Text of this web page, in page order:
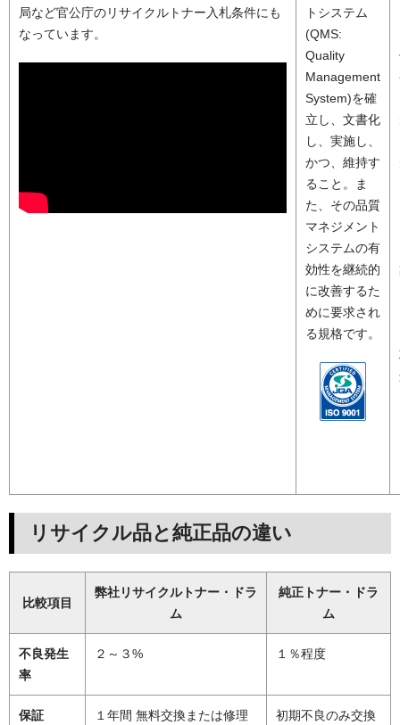
局など官公庁のリサイクルトナー入札条件にも
なっています。
トシステム
(QMS:
Quality
Management
System)を確
立し、文書化
し、実施し、
かつ、維持す
ること。ま
た、その品質
マネジメント
システムの有
効性を継続的
に改善するた
めに要求され
る規格です。
リサイクル品と純正品の違い
比較項目
弊社リサイクルトナー・ドラ
ム
純正トナー・ドラ
ム
不良発生
率
２～３% １％程度
保証 １年間 無料交換または修理 初期不良のみ交換